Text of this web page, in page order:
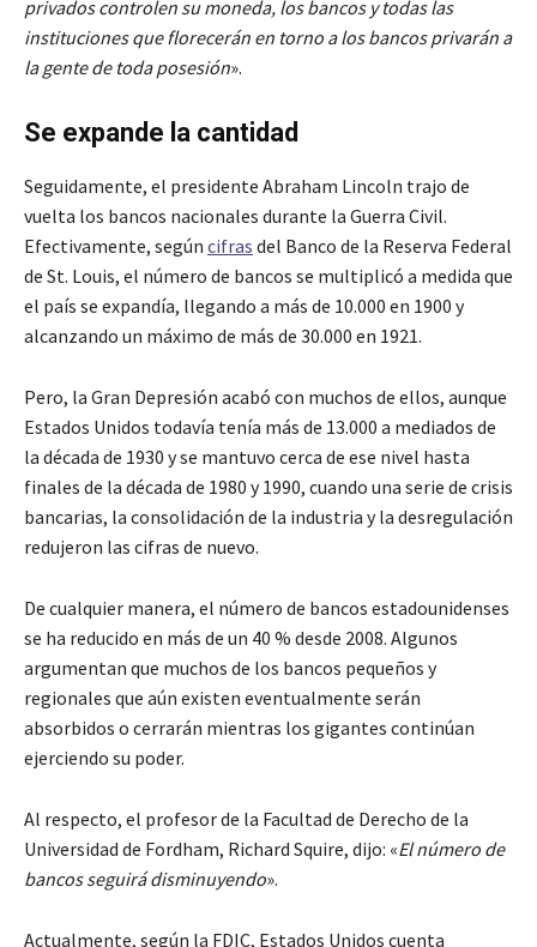
privados controlen su moneda, los bancos y todas las
instituciones que florecerán en torno a los bancos privarán a
la gente de toda posesión».
Se expande la cantidad
Seguidamente, el presidente Abraham Lincoln trajo de
vuelta los bancos nacionales durante la Guerra Civil.
Efectivamente, según cifras del Banco de la Reserva Federal
de St. Louis, el número de bancos se multiplicó a medida que
el país se expandía, llegando a más de 10.000 en 1900 y
alcanzando un máximo de más de 30.000 en 1921.
Pero, la Gran Depresión acabó con muchos de ellos, aunque
Estados Unidos todavía tenía más de 13.000 a mediados de
la década de 1930 y se mantuvo cerca de ese nivel hasta
finales de la década de 1980 y 1990, cuando una serie de crisis
bancarias, la consolidación de la industria y la desregulación
redujeron las cifras de nuevo.
De cualquier manera, el número de bancos estadounidenses
se ha reducido en más de un 40 % desde 2008. Algunos
argumentan que muchos de los bancos pequeños y
regionales que aún existen eventualmente serán
absorbidos o cerrarán mientras los gigantes continúan
ejerciendo su poder.
Al respecto, el profesor de la Facultad de Derecho de la
Universidad de Fordham, Richard Squire, dijo: «El número de
bancos seguirá disminuyendo».
Actualmente, según la FDIC, Estados Unidos cuenta